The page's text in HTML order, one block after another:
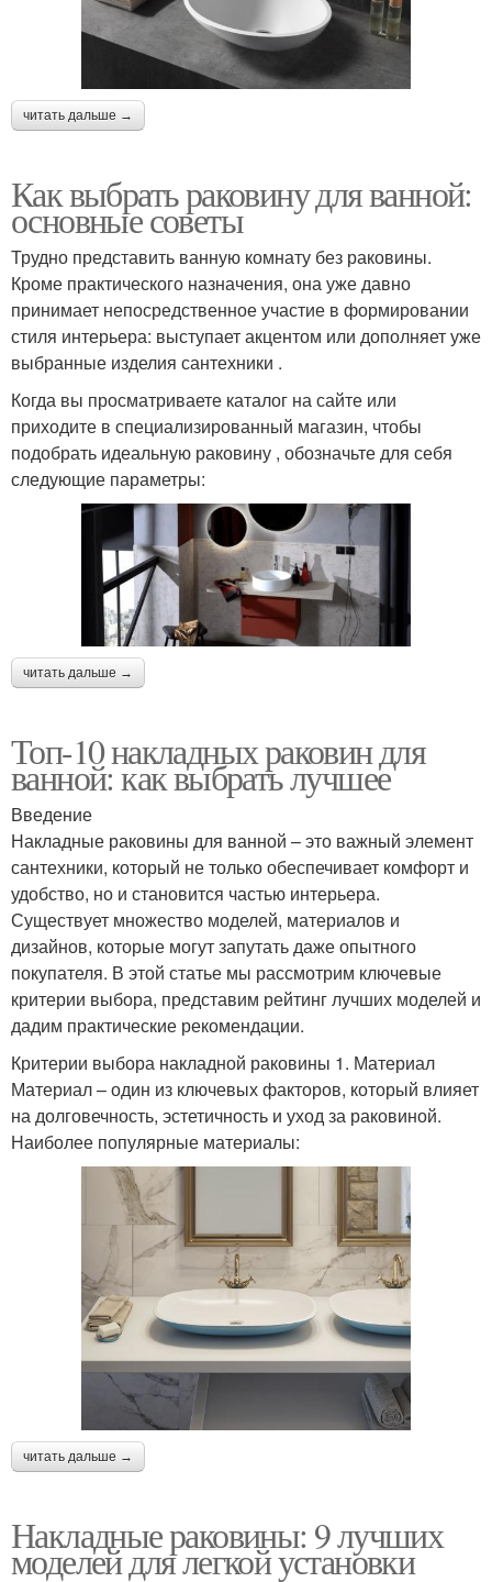
читать дальше →
Как выбрать раковину для ванной:
основные советы
Трудно представить ванную комнату без раковины.
Кроме практического назначения, она уже давно
принимает непосредственное участие в формировании
стиля интерьера: выступает акцентом или дополняет уже
выбранные изделия сантехники .
Когда вы просматриваете каталог на сайте или
приходите в специализированный магазин, чтобы
подобрать идеальную раковину , обозначьте для себя
следующие параметры:
читать дальше →
Топ-10 накладных раковин для
ванной: как выбрать лучшее
Введение
Накладные раковины для ванной – это важный элемент
сантехники, который не только обеспечивает комфорт и
удобство, но и становится частью интерьера.
Существует множество моделей, материалов и
дизайнов, которые могут запутать даже опытного
покупателя. В этой статье мы рассмотрим ключевые
критерии выбора, представим рейтинг лучших моделей и
дадим практические рекомендации.
Критерии выбора накладной раковины 1. Материал
Материал – один из ключевых факторов, который влияет
на долговечность, эстетичность и уход за раковиной.
Наиболее популярные материалы:
читать дальше →
Накладные раковины: 9 лучших
моделей для легкой установки